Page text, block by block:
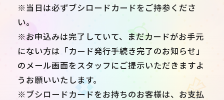
※当日は必ずブシロードカードをご持参くださ
い。
※お申込みは完了していて、まだカードがお手元
にない方は「カード発行手続き完了のお知らせ」
のメール画面をスタッフにご提示いただきますよ
うお願いいたします。
※ブシロードカードをお持ちのお客様は、お支払